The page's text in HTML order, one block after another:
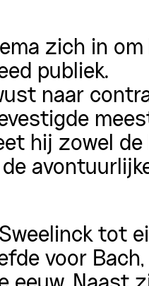
zich in om
publiek.
naar
hij zowel
tot
voor